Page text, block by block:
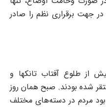
در جهت برقراری نظم را صادر
30 تیر ماه پیش از طلوع آفتاب تانکها و
شده بودند. صبح همان روز
مردم در دسته‌های مختلف